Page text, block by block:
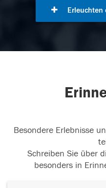
Erleuchten
Besondere Erlebnisse
Schreiben Sie über
besonders in